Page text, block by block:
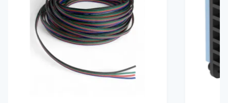
Klasa materiału Stal hartowana 12.9
Powłoka
ISO 7380-1